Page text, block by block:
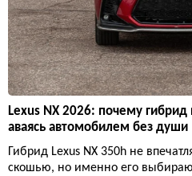
Lexus NX 2026: почему
аваясь автомобилем без души
Гибрид Lexus NX 350h не
скошью, но именно его